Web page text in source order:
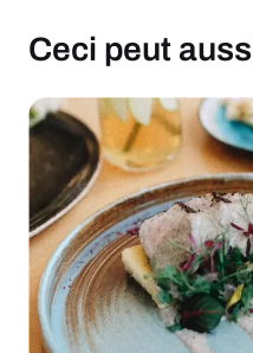
Ceci peut